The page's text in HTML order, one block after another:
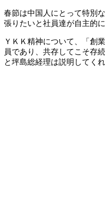
春節は中国人にとって特別
張りたいと社員達が自主的
ＹＫＫ精神について、「創
員であり、共存してこそ存
と坪島総経理は説明してくれ